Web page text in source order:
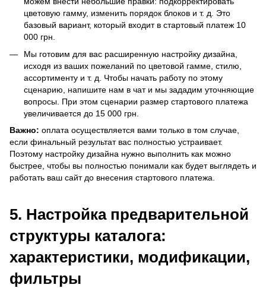
цветовую гамму, изменить порядок блоков и т. д. Это
базовый вариант, который входит в стартовый платеж 10
000 грн.
Мы готовим для вас расширенную настройку дизайна,
исходя из ваших пожеланий по цветовой гамме, стилю,
ассортименту и т. д. Чтобы начать работу по этому
сценарию, напишите нам в чат и мы зададим уточняющие
вопросы. При этом сценарии размер стартового платежа
увеличивается до 15 000 грн.
Важно: оплата осуществляется вами только в том случае,
если финальный результат вас полностью устраивает.
Поэтому настройку дизайна нужно выполнить как можно
быстрее, чтобы вы полностью понимали как будет выглядеть и
работать ваш сайт до внесения стартового платежа.
5. Настройка предварительной
структуры каталога:
характеристики, модификации,
фильтры